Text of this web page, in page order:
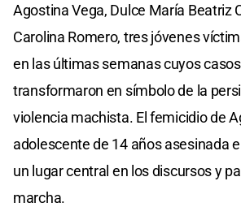
Agostina Vega, Dulce María Beatriz
Carolina Romero, tres jóvenes
en las últimas semanas cuyos
transformaron en símbolo de la
violencia machista. El femicidio de
adolescente de 14 años asesinada
un lugar central en los discursos y
marcha.